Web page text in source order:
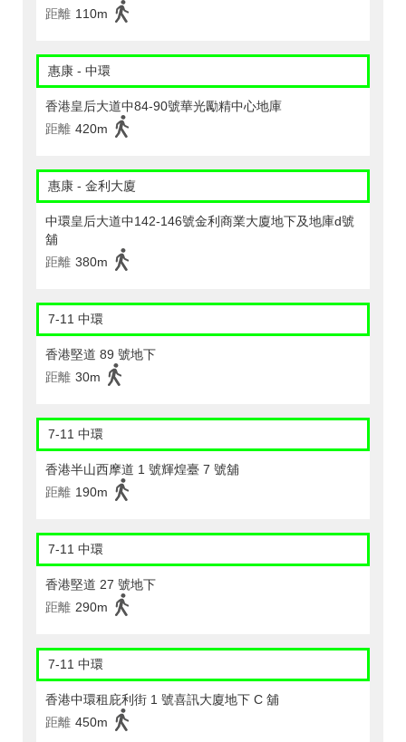
距離 110m
惠康 - 中環
香港皇后大道中84-90號華光勵精中心地庫
距離 420m
惠康 - 金利大廈
中環皇后大道中142-146號金利商業大廈地下及地庫d號
舖
距離 380m
7-11 中環
香港堅道 89 號地下
距離 30m
7-11 中環
香港半山西摩道 1 號輝煌臺 7 號舖
距離 190m
7-11 中環
香港堅道 27 號地下
距離 290m
7-11 中環
香港中環租庇利街 1 號喜訊大廈地下 C 舖
距離 450m